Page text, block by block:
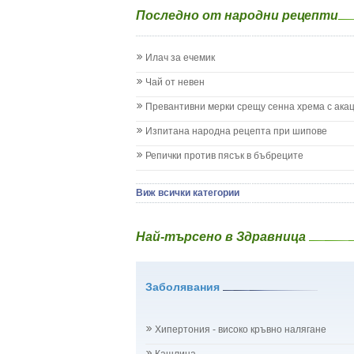
Жълтеница
Запек на бебето и детето
Кашлица при бебето и детето
Колики
Менингит
Млечница
Нощно напикаване - енуреза
Плач
Проблеми с очите на бебето и детето
Рубеола
Температура - висока
Последно от народни рецепти
Илач за ечемик
Чай от невен
Превантивни мерки срещу сенна хрема с
Изпитана народна рецепта при шипове
Репички против пясък в бъбреците
Виж всички категории
Най-търсено в Здравница
Заболявания
Хипертония - високо кръвно налягане